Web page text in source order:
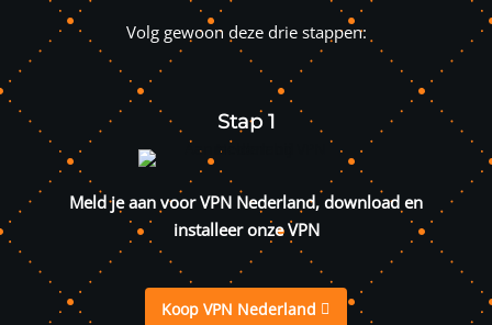
Volg gewoon deze drie stappen:
Stap 1
Meld je aan voorVPN Nederland, download en
installeer onze VPN
Koop VPN Nederland